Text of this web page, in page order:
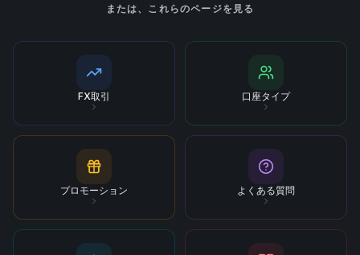
または、これらのページを見る
FX取引 口座タイプ
プロモーション よくある質問